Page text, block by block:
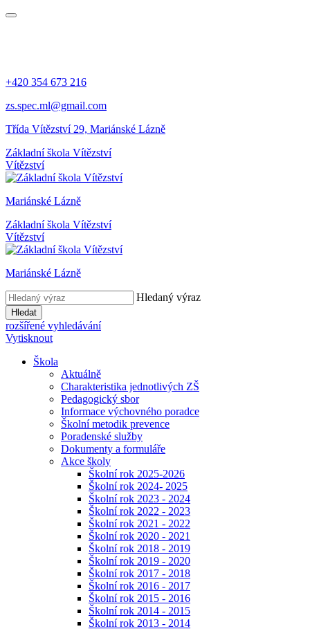
+420 354 673 216
zs.spec.ml@gmail.com
Třída Vítězství 29, Mariánské Lázně
Základní škola Vítězství
Vítězství
Mariánské Lázně
Základní škola Vítězství
Vítězství
Mariánské Lázně
Hledaný výraz
Hledat
rozšířené vyhledávání
Vytisknout
Škola
Aktuálně
Charakteristika jednotlivých ZŠ
Pedagogický sbor
Informace výchovného poradce
Školní metodik prevence
Poradenské služby
Dokumenty a formuláře
Akce školy
Školní rok 2025-2026
Školní rok 2024- 2025
Školní rok 2023 - 2024
Školní rok 2022 - 2023
Školní rok 2021 - 2022
Školní rok 2020 - 2021
Školní rok 2018 - 2019
Školní rok 2019 - 2020
Školní rok 2017 - 2018
Školní rok 2016 - 2017
Školní rok 2015 - 2016
Školní rok 2014 - 2015
Školní rok 2013 - 2014